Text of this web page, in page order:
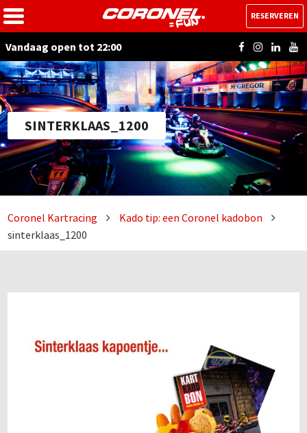
Vandaag open tot 22:00
RESERVEREN
SINTERKLAAS_1200
Coronel Kartracing
Kado tip: een Coronel kadobon
sinterklaas_1200